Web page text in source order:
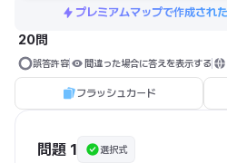
プレミアムマップで作成され
20問
誤答許容 間違った場合に答えを表示する
フラッシュカード
問題 1 選択式